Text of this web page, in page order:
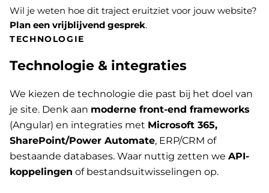
Wil je weten hoe dit traject eruitziet voor jouw website?
Plan een vrijblijvend gesprek.
TECHNOLOGIE
Technologie & integraties
We kiezen de technologie die past bij het doel van
je site. Denk aan moderne front-end frameworks
(Angular) en integraties met Microsoft 365,
SharePoint/Power Automate, ERP/CRM of
bestaande databases. Waar nuttig zetten we API-
koppelingen of bestandsuitwisselingen op.